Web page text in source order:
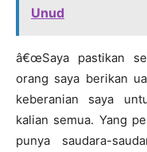
Unud
â€œSaya pastikan
orang saya berikan
keberanian saya
kalian semua. Yang
punya saudara-